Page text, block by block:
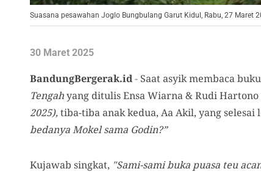
Suasana pesawahan Joglo Bungbulang Garut Kidul, Rabu, 27 Maret
30 Maret 2025
BandungBergerak.id- Saat asyik membaca buku
Tengahyang ditulis Ensa Wiarna & Rudi
2025),tiba-tiba anak kedua, Aa Akil, yang
bedanya Mokel sama Godin?”
Kujawab singkat, "Sami-sami buka puasa teu